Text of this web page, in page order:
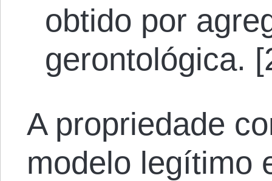
obtido por
gerontológica.
A propriedade
modelo legítimo